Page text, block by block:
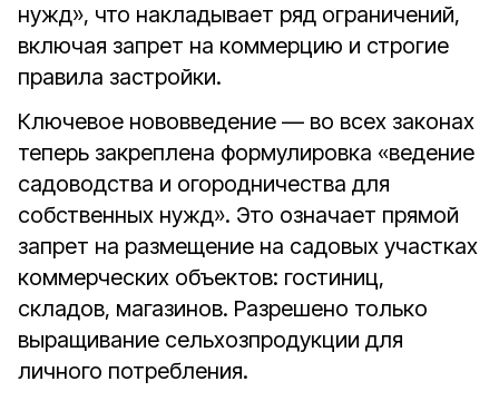
нужд», что накладывает ряд ограничений,
включая запрет на коммерцию и строгие
правила застройки.
Ключевое нововведение — во всех законах
теперь закреплена формулировка «ведение
садоводства и огородничества для
собственных нужд». Это означает прямой
запрет на размещение на садовых участках
коммерческих объектов: гостиниц,
складов, магазинов. Разрешено только
выращивание сельхозпродукции для
личного потребления.